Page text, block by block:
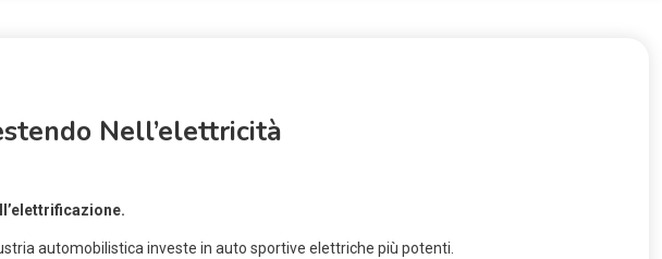
Nell’elettricità
automobilistica investe in auto sportive elettriche più potenti.